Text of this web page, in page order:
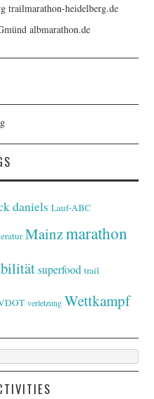
trailmarathon-heidelberg.de
albmarathon.de
daniels Lauf-ABC
Mainzmarathon
superfood trail
verletzung Wettkampf